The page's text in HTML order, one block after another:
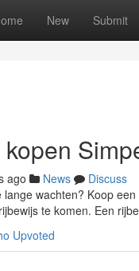
New Submit
ago News
Discuss
wachten? Koop
te komen. Een
Upvoted